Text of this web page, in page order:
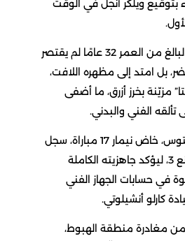
بتوقيع ويلكر أنجل في الوقت
الأداء المميز للّاعب البالغ من العمر 32 عامًا لم يقتصر
بل امتد إلى مظهره اللافت،
مزيّنة بخرز أزرق، ما أضفى
الفني والبدني.
ومنذ عودته إلى سانتوس، خاض نيمار 17 مباراة، سجل
خلالها 6 أهداف وصنع 3، ليؤكد جاهزيته الكاملة
في حسابات الجهاز الفني
كارلو أنشيلوتي.
مغادرة منطقة الهبوط،